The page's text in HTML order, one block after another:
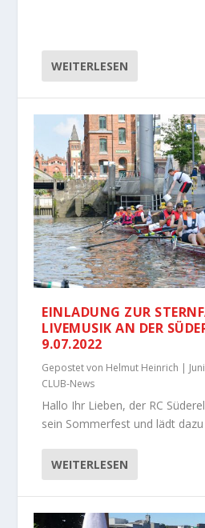
WEITERLESEN
EINLADUNG ZUR
LIVEMUSIK AN DER
9.07.2022
Gepostet von Helmut Heinrich |
CLUB-News
Hallo Ihr Lieben, der RC
sein Sommerfest und lädt dazu
WEITERLESEN